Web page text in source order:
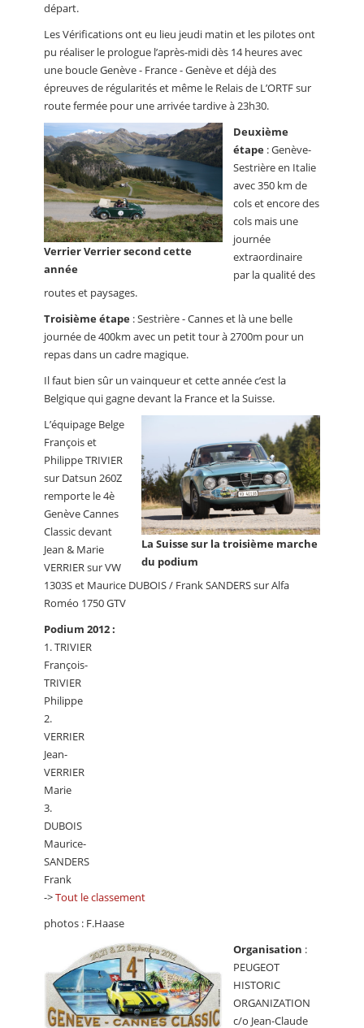
départ.
Les Vérifications ont eu lieu jeudi matin et les pilotes ont
pu réaliser le prologue l’après-midi dès 14 heures avec
une boucle Genève - France - Genève et déjà des
épreuves de régularités et même le Relais de L’ORTF sur
route fermée pour une arrivée tardive à 23h30.
Verrier Verrier second cette
année
Deuxième
étape : Genève-
Sestrière en Italie
avec 350 km de
cols et encore des
cols mais une
journée
extraordinaire
par la qualité des
routes et paysages.
Troisième étape : Sestrière - Cannes et là une belle
journée de 400km avec un petit tour à 2700m pour un
repas dans un cadre magique.
Il faut bien sûr un vainqueur et cette année c’est la
Belgique qui gagne devant la France et la Suisse.
La Suisse sur la troisième marche
du podium
L’équipage Belge
François et
Philippe TRIVIER
sur Datsun 260Z
remporte le 4è
Genève Cannes
Classic devant
Jean & Marie
VERRIER sur VW
1303S et Maurice DUBOIS / Frank SANDERS sur Alfa
Roméo 1750 GTV
Podium 2012 :
1. TRIVIER
François-
TRIVIER
Philippe
2.
VERRIER
Jean-
VERRIER
Marie
3.
DUBOIS
Maurice-
SANDERS
Frank
->Tout le classement
photos : F.Haase
Organisation :
PEUGEOT
HISTORIC
ORGANIZATION
c/o Jean-Claude